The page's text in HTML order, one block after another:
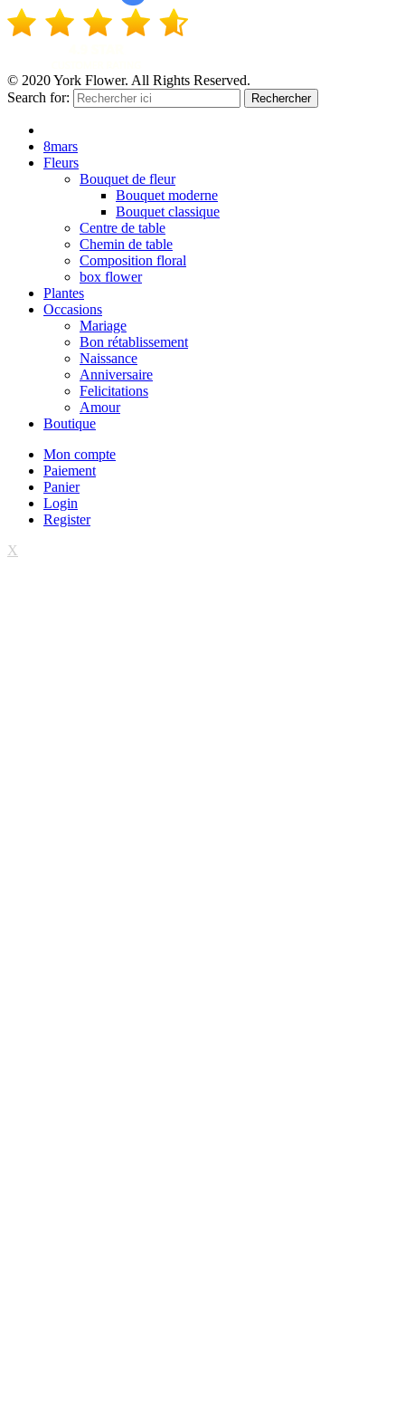
© 2020 York Flower. All Rights Reserved.
Search for:
Rechercher
8mars
Fleurs
Bouquet de fleur
Bouquet moderne
Bouquet classique
Centre de table
Chemin de table
Composition floral
box flower
Plantes
Occasions
Mariage
Bon rétablissement
Naissance
Anniversaire
Felicitations
Amour
Boutique
Mon compte
Paiement
Panier
Login
Register
X